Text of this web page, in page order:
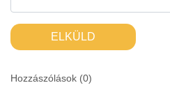
ELKÜLD
Hozzászólások (0)